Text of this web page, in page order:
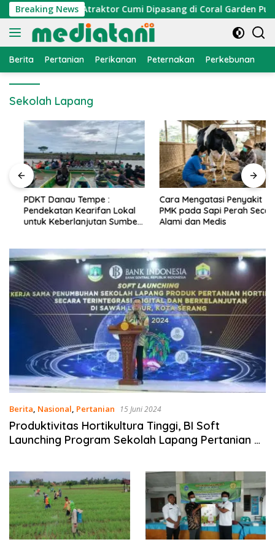
Langsung
ke
konten
Breaking News
Nelayan, Atraktor Cumi Dipasang di Coral Garden Pulau
Berita Pertanian Perikanan Peternakan Perkebunan
Sekolah Lapang
PDKT Danau Tempe :
Pendekatan Kearifan Lokal
untuk Keberlanjutan Sumber
Cara Mengatasi Penyakit
PMK pada Sapi Perah Secara
Alami dan Medis
Berita, Nasional, Pertanian 15 Juni 2024
Produktivitas Hortikultura Tinggi, BI Soft
Launching Program Sekolah Lapang Pertanian di